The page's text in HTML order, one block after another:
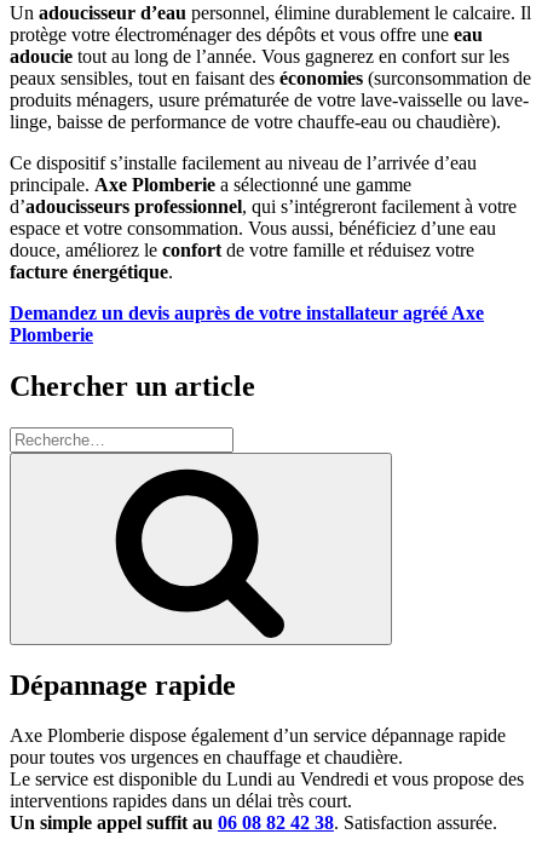
Un adoucisseur d’eau personnel, élimine durablement le calcaire. Il
protège votre électroménager des dépôts et vous offre une eau
adoucie tout au long de l’année. Vous gagnerez en confort sur les
peaux sensibles, tout en faisant des économies (surconsommation de
produits ménagers, usure prématurée de votre lave-vaisselle ou lave-
linge, baisse de performance de votre chauffe-eau ou chaudière).
Ce dispositif s’installe facilement au niveau de l’arrivée d’eau
principale. Axe Plomberie a sélectionné une gamme
d’adoucisseurs professionnel, qui s’intégreront facilement à votre
espace et votre consommation. Vous aussi, bénéficiez d’une eau
douce, améliorez le confort de votre famille et réduisez votre
facture énergétique.
Demandez un devis auprès de votre installateur agréé Axe
Plomberie
Chercher un article
Recherche
pour
Dépannage rapide
Axe Plomberie dispose également d’un service dépannage rapide
pour toutes vos urgences en chauffage et chaudière.
Le service est disponible du Lundi au Vendredi et vous propose des
interventions rapides dans un délai très court.
Un simple appel suffit au 06 08 82 42 38. Satisfaction assurée.